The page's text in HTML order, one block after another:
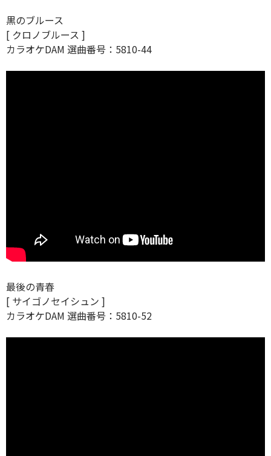
黒のブルース
[ クロノブルース ]
カラオケDAM 選曲番号：5810-44
最後の青春
[ サイゴノセイシュン ]
カラオケDAM 選曲番号：5810-52